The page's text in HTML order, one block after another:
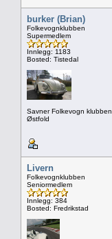
burker (Brian)
Folkevognklubben
Supermedlem
Innlegg: 1183
Bosted: Tistedal
Savner Folkevogn klubben
Østfold
Livern
Folkevognklubben
Seniormedlem
Innlegg: 384
Bosted: Fredrikstad